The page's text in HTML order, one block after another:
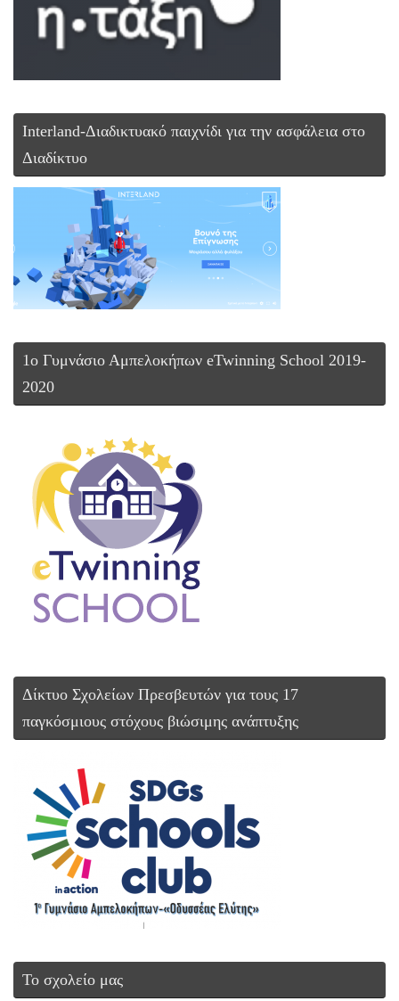
Interland-Διαδικτυακό παιχνίδι για την ασφάλεια στο
Διαδίκτυο
1ο Γυμνάσιο Αμπελοκήπων eTwinning School 2019-
2020
Δίκτυο Σχολείων Πρεσβευτών για τους 17
παγκόσμιους στόχους βιώσιμης ανάπτυξης
Το σχολείο μας